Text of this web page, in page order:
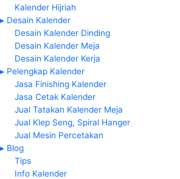
Kalender Hijriah
▸ Desain Kalender
Desain Kalender Dinding
Desain Kalender Meja
Desain Kalender Kerja
▸ Pelengkap Kalender
Jasa Finishing Kalender
Jasa Cetak Kalender
Jual Tatakan Kalender Meja
Jual Klep Seng, Spiral Hanger
Jual Mesin Percetakan
▸ Blog
Tips
Info Kalender